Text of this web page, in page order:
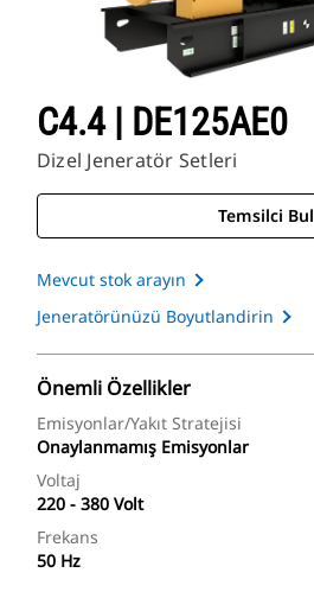
C4.4 | DE125AE0
Dizel Jeneratör Setleri
Temsilci Bul
Mevcut stok arayın
Jeneratörünüzü Boyutlandirin
Önemli Özellikler
Emisyonlar/Yakıt Stratejisi
Onaylanmamış Emisyonlar
Voltaj
220 - 380 Volt
Frekans
50 Hz